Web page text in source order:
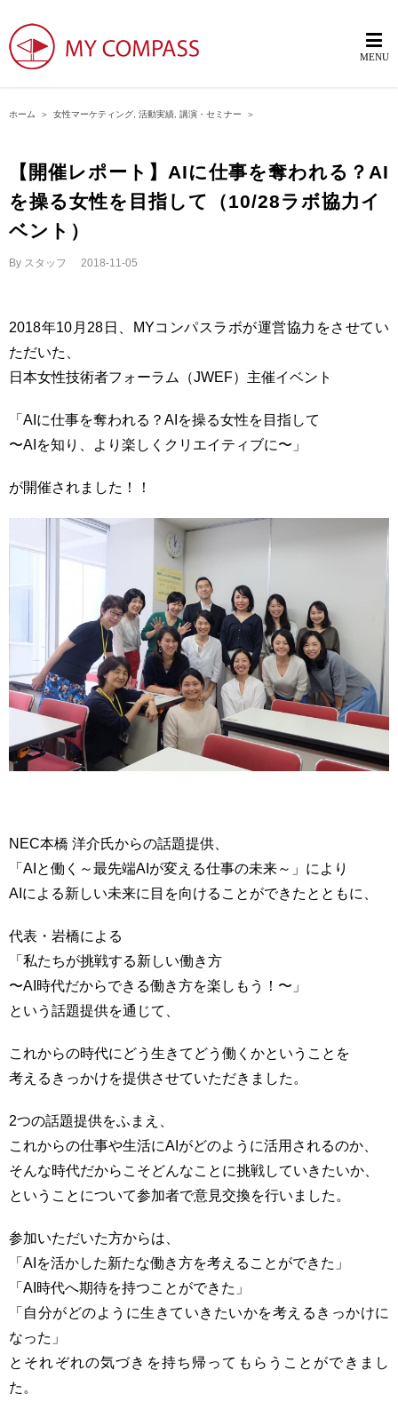
ホーム ＞ 女性マーケティング 活動実績 講演・セミナー ＞
【開催レポート】AIに仕事を奪われる？AI
を操る女性を目指して（10/28ラボ協力イ
ベント）
By スタッフ 2018-11-05
2018年10月28日、MYコンパスラボが運営協力をさせてい
ただいた、
日本女性技術者フォーラム（JWEF）主催イベント
「AIに仕事を奪われる？AIを操る女性を目指して
〜AIを知り、より楽しくクリエイティブに〜」
が開催されました！！
NEC本橋 洋介氏からの話題提供、
「AIと働く～最先端AIが変える仕事の未来～」により
AIによる新しい未来に目を向けることができたとともに、
代表・岩橋による
「私たちが挑戦する新しい働き方
〜AI時代だからできる働き方を楽しもう！〜」
という話題提供を通じて、
これからの時代にどう生きてどう働くかということを
考えるきっかけを提供させていただきました。
2つの話題提供をふまえ、
これからの仕事や生活にAIがどのように活用されるのか、
そんな時代だからこそどんなことに挑戦していきたいか、
ということについて参加者で意見交換を行いました。
参加いただいた方からは、
「AIを活かした新たな働き方を考えることができた」
「AI時代へ期待を持つことができた」
「自分がどのように生きていきたいかを考えるきっかけに
なった」
とそれぞれの気づきを持ち帰ってもらうことができまし
た。